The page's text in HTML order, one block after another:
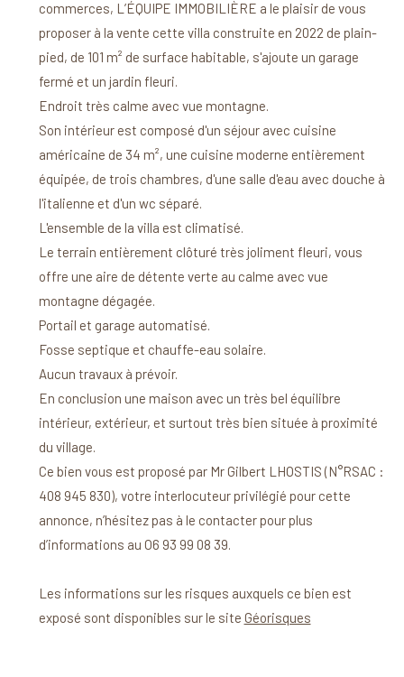
commerces, L’ÉQUIPE IMMOBILIÈRE a le plaisir de vous
proposer à la vente cette villa construite en 2022 de plain-
pied, de 101 m² de surface habitable, s'ajoute un garage
fermé et un jardin fleuri.
Endroit très calme avec vue montagne.
Son intérieur est composé d'un séjour avec cuisine
américaine de 34 m², une cuisine moderne entièrement
équipée, de trois chambres, d'une salle d'eau avec douche à
l'italienne et d'un wc séparé.
L'ensemble de la villa est climatisé.
Le terrain entièrement clôturé très joliment fleuri, vous
offre une aire de détente verte au calme avec vue
montagne dégagée.
Portail et garage automatisé.
Fosse septique et chauffe-eau solaire.
Aucun travaux à prévoir.
En conclusion une maison avec un très bel équilibre
intérieur, extérieur, et surtout très bien située à proximité
du village.
Ce bien vous est proposé par Mr Gilbert LHOSTIS (N°RSAC :
408 945 830), votre interlocuteur privilégié pour cette
annonce, n’hésitez pas à le contacter pour plus
d’informations au O6 93 99 08 39.
Les informations sur les risques auxquels ce bien est
exposé sont disponibles sur le site Géorisques